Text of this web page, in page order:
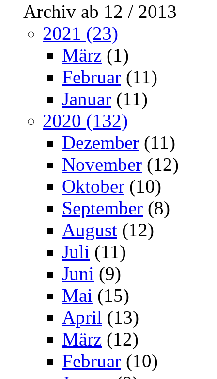
Archiv ab 12 / 2013
2021 (23)
März (1)
Februar (11)
Januar (11)
2020 (132)
Dezember (11)
November (12)
Oktober (10)
September (8)
August (12)
Juli (11)
Juni (9)
Mai (15)
April (13)
März (12)
Februar (10)